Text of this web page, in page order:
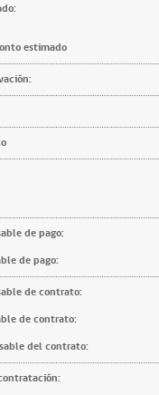
estimado
de pago:
de pago:
de contrato:
de contrato:
del contrato: